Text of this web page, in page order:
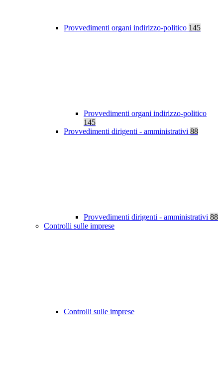
Provvedimenti organi indirizzo-politico 145
Provvedimenti organi indirizzo-politico
145
Provvedimenti dirigenti - amministrativi 88
Provvedimenti dirigenti - amministrativi 88
Controlli sulle imprese
Controlli sulle imprese